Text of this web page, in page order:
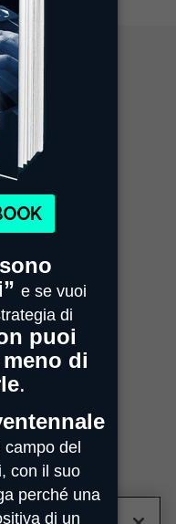
Scala 2
1D
Video
14